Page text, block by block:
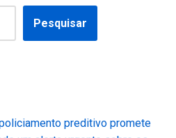
Pesquisar
preditivo promete